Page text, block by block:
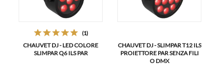
(1)
CHAUVET DJ - LED COLORE
SLIMPAR Q6 ILS PAR
CHAUVET DJ - SLIMPAR T12 ILS
PROIETTORE PAR SENZA FILI
O DMX